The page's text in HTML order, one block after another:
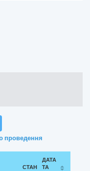
проведення
СТАН
ДАТА
ТА